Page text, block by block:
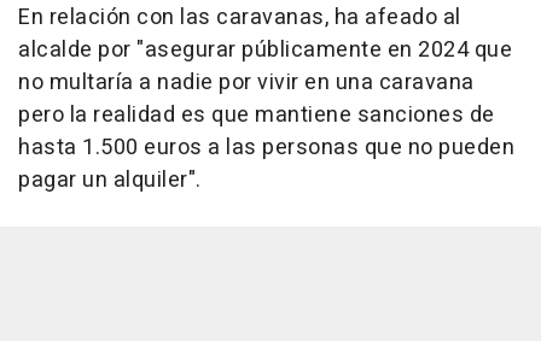
En relación con las caravanas, ha afeado al
alcalde por "asegurar públicamente en 2024 que
no multaría a nadie por vivir en una caravana
pero la realidad es que mantiene sanciones de
hasta 1.500 euros a las personas que no pueden
pagar un alquiler".